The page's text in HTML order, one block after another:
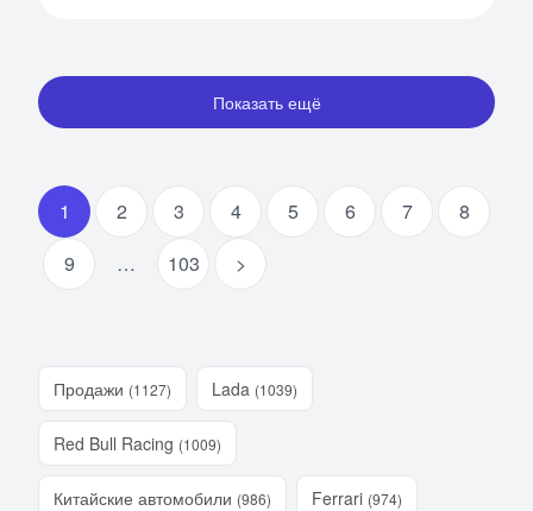
Показать ещё
1 2 3 4 5 6 7
8
9
… 103 >
Продажи (1127) Lada (1039)
Red Bull Racing (1009)
Китайские автомобили (986) Ferrari (974)